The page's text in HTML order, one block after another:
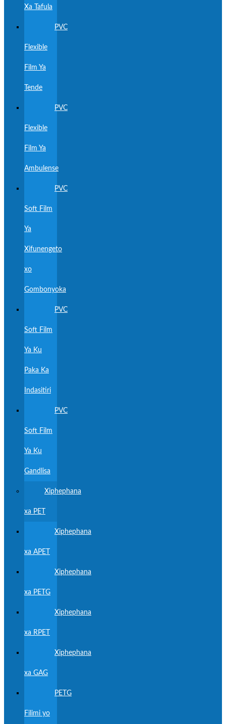
Xa Tafula
PVC
Flexible
Film Ya
Tende
PVC
Flexible
Film Ya
Ambulense
PVC
Soft Film
Ya
Xifunengeto
xo
Gombonyoka
PVC
Soft Film
Ya Ku
Paka Ka
Indasitiri
PVC
Soft Film
Ya Ku
Gandlisa
Xiphephana
xa PET
Xiphephana
xa APET
Xiphephana
xa PETG
Xiphephana
xa RPET
Xiphephana
xa GAG
PETG
Filimi yo